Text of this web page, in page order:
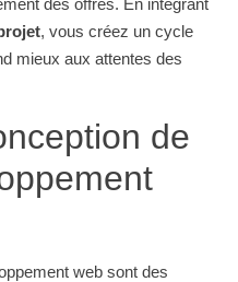
des offres. En intégrant
, vous créez un cycle
mieux aux attentes des
de
web sont des